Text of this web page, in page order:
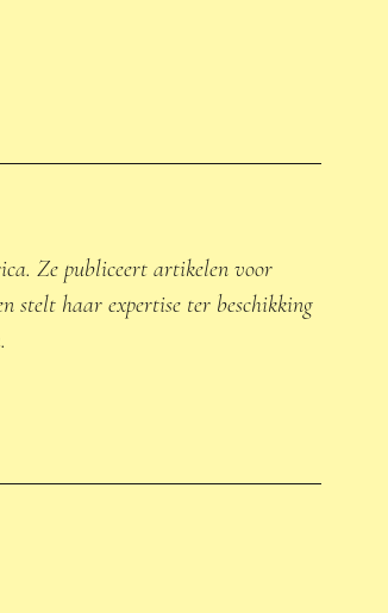
Ze publiceert artikelen voor
stelt haar expertise ter beschikking